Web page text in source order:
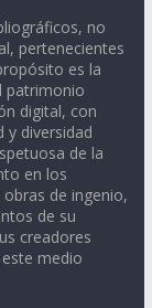
no
pertenecientes
es la
patrimonio
digital, con
y diversidad
de la
en los
de ingenio,
de su
creadores
medio